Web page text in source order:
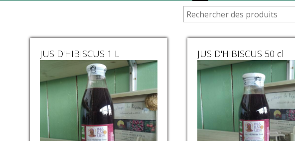
JUS D'HIBISCUS 1 L JUS D'HIBISCUS 50 cl